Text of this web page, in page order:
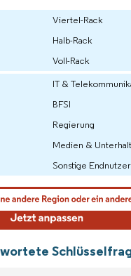
Viertel-Rack
Halb-Rack
Voll-Rack
IT &
BFSI
Regierung
Medien &
Sonstige Endnutzer